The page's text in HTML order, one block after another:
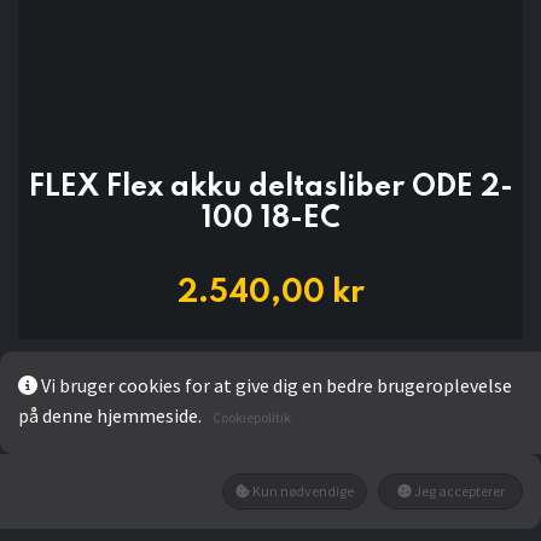
FLEX Flex akku deltasliber ODE 2-
100 18-EC
2.540,00 kr
Add to wishlist
Få besked når den tilbage på lager
Vi bruger cookies for at give dig en bedre brugeroplevelse
på denne hjemmeside.
Cookiepolitik
Kun nødvendige Jeg accepterer